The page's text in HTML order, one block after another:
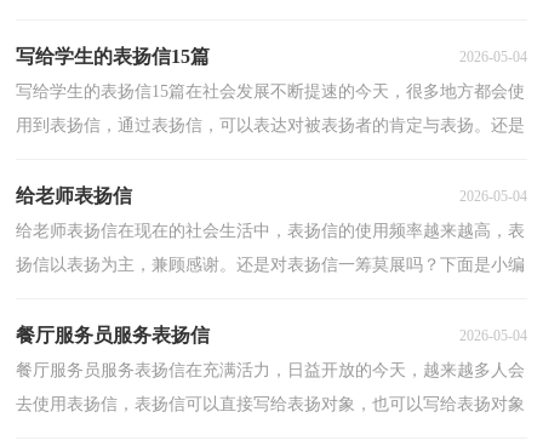
写给学生的表扬信15篇 2026-05-04
写给学生的表扬信15篇在社会发展不断提速的今天，很多地方都会使
用到表扬信，通过表扬信，可以表达对被表扬者的肯定与表扬。还是
给老师表扬信 2026-05-04
给老师表扬信在现在的社会生活中，表扬信的使用频率越来越高，表
扬信以表扬为主，兼顾感谢。还是对表扬信一筹莫展吗？下面是小编
餐厅服务员服务表扬信 2026-05-04
餐厅服务员服务表扬信在充满活力，日益开放的今天，越来越多人会
去使用表扬信，表扬信可以直接写给表扬对象，也可以写给表扬对象